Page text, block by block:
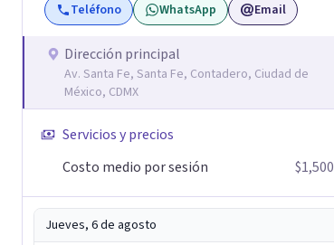
Teléfono WhatsApp Email
Dirección principal
Av. Santa Fe, Santa Fe, Contadero, Ciudad de
México, CDMX
Servicios y precios
Costo medio por sesión
$1,500
Jueves, 6 de agosto